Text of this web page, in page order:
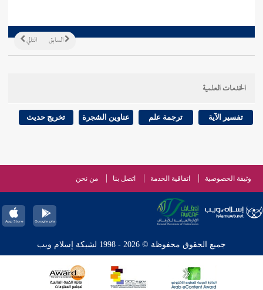
التالي السابق
الخدمات العلمية
تفسير الآية ترجمة علم عناوين الشجرة تخريج حديث
وثيقة الخصوصية اتفاقية الخدمة اتصل بنا من نحن
جميع الحقوق محفوظة © 2026 - 1998 لشبكة إسلام ويب